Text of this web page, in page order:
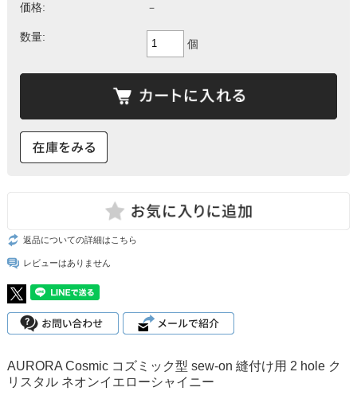
価格:
－
数量:
個
返品についての詳細はこちら
レビューはありません
AURORA Cosmic コズミック型 sew-on 縫付け用 2 hole ク
リスタル ネオンイエローシャイニー